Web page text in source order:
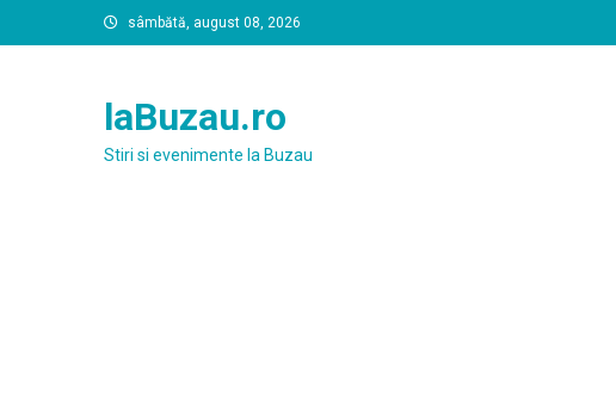
to
sâmbătă, august 08, 2026
laBuzau.ro
Stiri si evenimente la Buzau